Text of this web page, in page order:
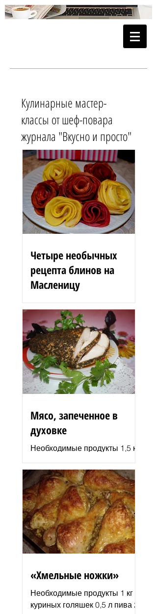
Кулинарные мастер-
классы от шеф-повара
журнала "Вкусно и просто"
Четыре необычных
рецепта блинов на
Масленицу
Блинные розы 1,5 стакана
муки 200 г вишен 125 мл
сыворотки 100 г сгущенного
молока 2 яйца 3 ст. л.
растительного масла 1 ст. л.
сахара...
Мясо, запеченное в
духовке
Необходимые продукты 1,5 кг
паприка смесь сухих
итальянских трав черный
молотый перец 2–3 ст. л.
растительного...
«Хмельные ножки»
Необходимые продукты 1 кг
куриных голяшек 0,5 л пива 2–